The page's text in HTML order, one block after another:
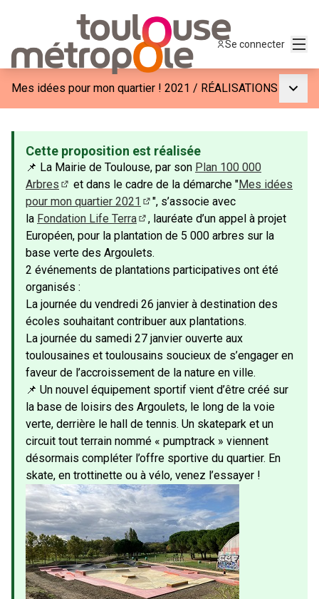
Se connecter
Mes idées pour mon quartier ! 2021 / RÉALISATIONS
Cette proposition est réalisée
📌 La Mairie de Toulouse, par son Plan 100 000
Arbres
(Lien externe)
et dans le cadre de la démarche "Mes idées
pour mon quartier 2021
(S'ouvre dans un nouvel onglet)
", s’associe avec
la Fondation Life Terra
(S'ouvre dans un nouvel onglet)
, lauréate d’un appel à projet
Européen, pour la plantation de 5 000 arbres sur la
base verte des Argoulets.
2 événements de plantations participatives ont été
organisés :
La journée du vendredi 26 janvier à destination des
écoles souhaitant contribuer aux plantations.
La journée du samedi 27 janvier ouverte aux
toulousaines et toulousains soucieux de s’engager en
faveur de l’accroissement de la nature en ville.
📌 Un nouvel équipement sportif vient d’être créé sur
la base de loisirs des Argoulets, le long de la voie
verte, derrière le hall de tennis. Un skatepark et un
circuit tout terrain nommé « pumptrack » viennent
désormais compléter l’offre sportive du quartier. En
skate, en trottinette ou à vélo, venez l’essayer !